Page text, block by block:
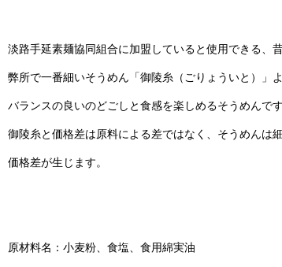
淡路手延素麺協同組合に加盟していると使用できる、
弊所で一番細いそうめん「御陵糸（ごりょういと）」
バランスの良いのどごしと食感を楽しめるそうめんです
御陵糸と価格差は原料による差ではなく、そうめんは
価格差が生じます。
原材料名：小麦粉、食塩、食用綿実油